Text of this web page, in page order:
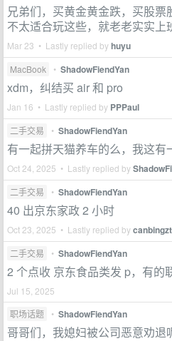
兄弟们，买黄金黄金跌，买股票
不太适合玩这些，就老老实实上
Mar 23 • Lastly replied byhuyu
MacBook • ShadowFiendYan
xdm，纠结买 air 和 pro
Jan 16 • Lastly replied by PPPaul
二手交易 • ShadowFiendYan
有一起拼天猫养车的么，我这有
Oct 24, 2025 • Lastly replied by
二手交易 • ShadowFiendYan
40 出京东家政 2 小时
Oct 23, 2025 • Lastly replied bycanbingzt
二手交易 • ShadowFiendYan
2 个点收 京东食品类发 p，有的
Jul 15, 2025
职场话题
• ShadowFiendYan
哥哥们，我媳妇被公司恶意劝退